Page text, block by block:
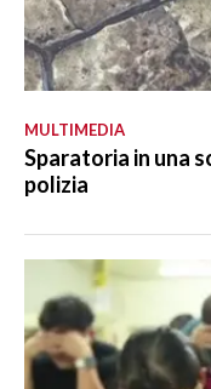
MULTIMEDIA
Sparatoria in una
polizia